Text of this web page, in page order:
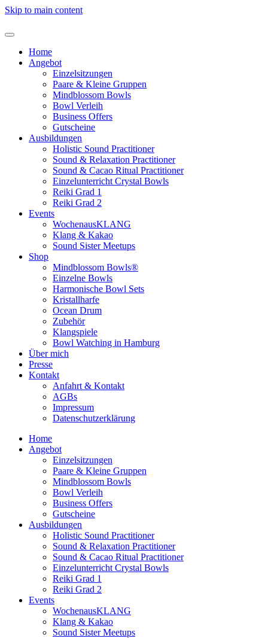
Skip to main content
Home
Angebot
Einzelsitzungen
Paare & Kleine Gruppen
Mindblossom Bowls
Bowl Verleih
Business Offers
Gutscheine
Ausbildungen
Holistic Sound Practitioner
Sound & Relaxation Practitioner
Sound & Cacao Ritual Practitioner
Einzelunterricht Crystal Bowls
Reiki Grad 1
Reiki Grad 2
Events
WochenausKLANG
Klang & Kakao
Sound Sister Meetups
Shop
Mindblossom Bowls®
Einzelne Bowls
Harmonische Bowl Sets
Kristallharfe
Ocean Drum
Zubehör
Klangspiele
Bowl Watching in Hamburg
Über mich
Presse
Kontakt
Anfahrt & Kontakt
AGBs
Impressum
Datenschutzerklärung
Home
Angebot
Einzelsitzungen
Paare & Kleine Gruppen
Mindblossom Bowls
Bowl Verleih
Business Offers
Gutscheine
Ausbildungen
Holistic Sound Practitioner
Sound & Relaxation Practitioner
Sound & Cacao Ritual Practitioner
Einzelunterricht Crystal Bowls
Reiki Grad 1
Reiki Grad 2
Events
WochenausKLANG
Klang & Kakao
Sound Sister Meetups